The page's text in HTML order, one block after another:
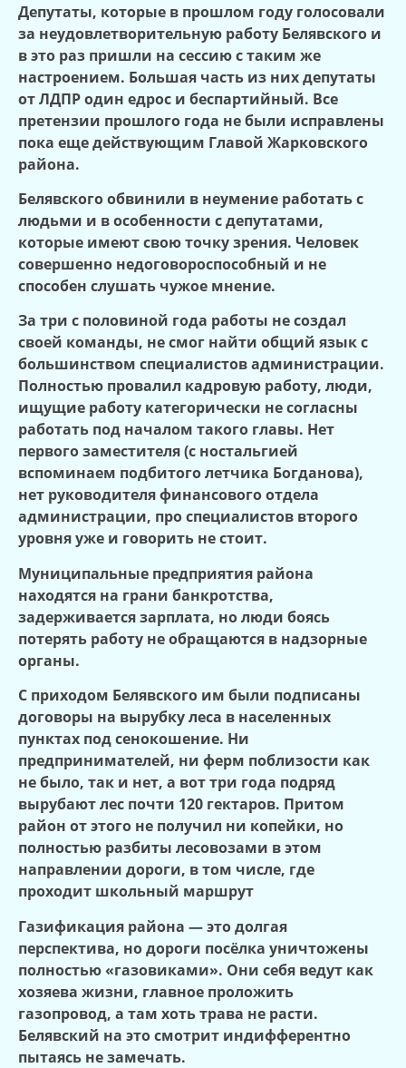
Депутаты, которые в прошлом году голосовали
за неудовлетворительную работу Белявского и
в это раз пришли на сессию с таким же
настроением. Большая часть из них депутаты
от ЛДПР один едрос и беспартийный. Все
претензии прошлого года не были исправлены
пока еще действующим Главой Жарковского
района.
Белявского обвинили в неумение работать с
людьми и в особенности с депутатами,
которые имеют свою точку зрения. Человек
совершенно недоговороспособный и не
способен слушать чужое мнение.
За три с половиной года работы не создал
своей команды, не смог найти общий язык с
большинством специалистов администрации.
Полностью провалил кадровую работу, люди,
ищущие работу категорически не согласны
работать под началом такого главы. Нет
первого заместителя (с ностальгией
вспоминаем подбитого летчика Богданова),
нет руководителя финансового отдела
администрации, про специалистов второго
уровня уже и говорить не стоит.
Муниципальные предприятия района
находятся на грани банкротства,
задерживается зарплата, но люди боясь
потерять работу не обращаются в надзорные
органы.
С приходом Белявского им были подписаны
договоры на вырубку леса в населенных
пунктах под сенокошение. Ни
предпринимателей, ни ферм поблизости как
не было, так и нет, а вот три года подряд
вырубают лес почти 120 гектаров. Притом
район от этого не получил ни копейки, но
полностью разбиты лесовозами в этом
направлении дороги, в том числе, где
проходит школьный маршрут
Газификация района — это долгая
перспектива, но дороги посёлка уничтожены
полностью «газовиками». Они себя ведут как
хозяева жизни, главное проложить
газопровод, а там хоть трава не расти.
Белявский на это смотрит индифферентно
пытаясь не замечать.